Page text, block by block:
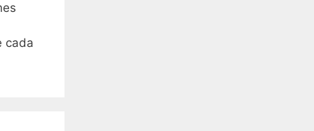
cada